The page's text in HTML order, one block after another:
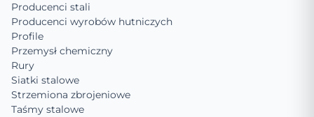
Producenci stali
Producenci wyrobów hutniczych
Profile
Przemysł chemiczny
Rury
Siatki stalowe
Strzemiona zbrojeniowe
Taśmy stalowe